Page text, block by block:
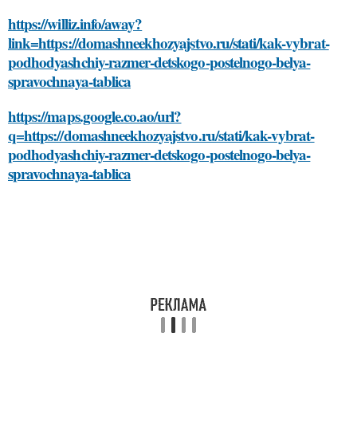
https://williz.info/away?
link=https://domashneekhozyajstvo.ru/stati/kak-vybrat-
podhodyashchiy-razmer-detskogo-postelnogo-belya-
spravochnaya-tablica
https://maps.google.co.ao/url?
q=https://domashneekhozyajstvo.ru/stati/kak-vybrat-
podhodyashchiy-razmer-detskogo-postelnogo-belya-
spravochnaya-tablica